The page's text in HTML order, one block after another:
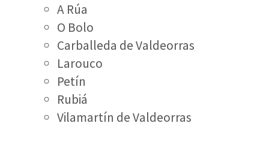
A Rúa
O Bolo
Carballeda de Valdeorras
Larouco
Petín
Rubiá
Vilamartín de Valdeorras